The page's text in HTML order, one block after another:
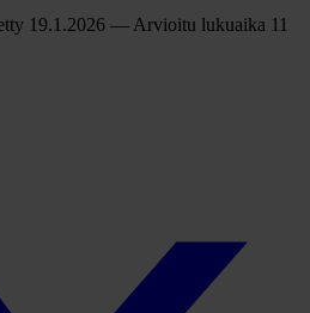
19.1.2026 — Arvioitu lukuaika 11